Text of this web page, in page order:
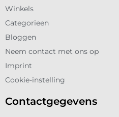
Winkels
Categorieen
Bloggen
Neem contact met ons op
Imprint
Cookie-instelling
Contactgegevens